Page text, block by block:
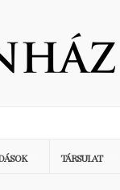
TÁRSULAT